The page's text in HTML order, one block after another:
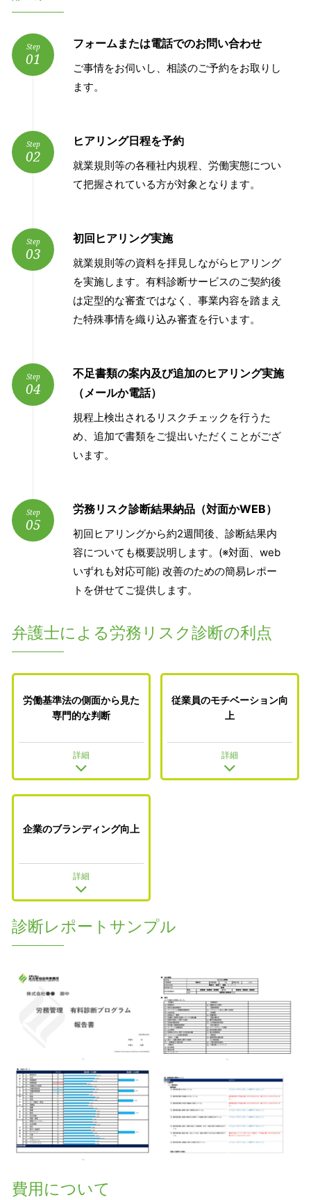
Step
01
フォームまたは電話でのお問い合わせ
ご事情をお伺いし、相談のご予約をお取りし
ます。
Step
02
ヒアリング日程を予約
就業規則等の各種社内規程、労働実態につい
て把握されている方が対象となります。
Step
03
初回ヒアリング実施
就業規則等の資料を拝見しながらヒアリング
を実施します。有料診断サービスのご契約後
は定型的な審査ではなく、事業内容を踏まえ
た特殊事情を織り込み審査を行います。
Step
04
不足書類の案内及び追加のヒアリング実施
（メールか電話）
規程上検出されるリスクチェックを行うた
め、追加で書類をご提出いただくことがござ
います。
Step
05
労務リスク診断結果納品（対面かWEB）
初回ヒアリングから約2週間後、診断結果内
容についても概要説明します。(※対面、web
いずれも対応可能) 改善のための簡易レポー
トを併せてご提供します。
弁護士による労務リスク診断の利点
労働基準法の側面から見た
専門的な判断
詳細
従業員のモチベーション向
上
詳細
企業のブランディング向上
詳細
診断レポートサンプル
費用について